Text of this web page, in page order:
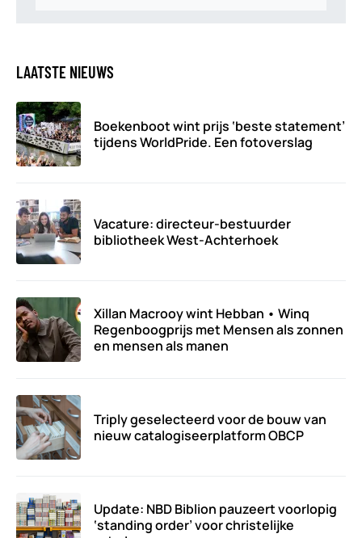
LAATSTE NIEUWS
Boekenboot wint prijs ‘beste statement’
tijdens WorldPride. Een fotoverslag
Vacature: directeur-bestuurder
bibliotheek West-Achterhoek
Xillan Macrooy wint Hebban • Winq
Regenboogprijs met Mensen als zonnen
en mensen als manen
Triply geselecteerd voor de bouw van
nieuw catalogiseerplatform OBCP
Update: NBD Biblion pauzeert voorlopig
‘standing order’ voor christelijke